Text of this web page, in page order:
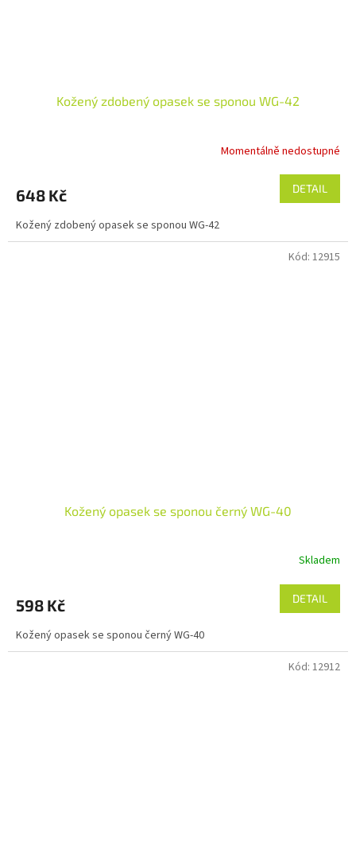
Kožený zdobený opasek se sponou WG-42
Momentálně nedostupné
648 Kč DETAIL
Kožený zdobený opasek se sponou WG-42
Kožený opasek se sponou černý WG-40
Skladem
598 Kč DETAIL
Kožený opasek se sponou černý WG-40
Kód: 12915
Kód: 12912